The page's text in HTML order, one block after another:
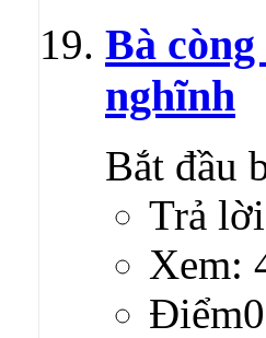
Bà
nghĩnh
Bắt đầu
Trả
Xem: